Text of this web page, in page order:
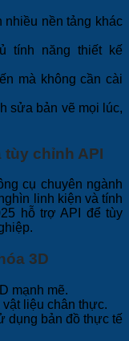
nhiều nền tảng khác
tính năng thiết kế
mà không cần cài
sửa bản vẽ mọi lúc,
chỉnh API
cụ chuyên ngành
linh kiện và tính
hỗ trợ API để tùy
3D
mạnh mẽ.
liệu chân thực.
dụng bản đồ thực tế